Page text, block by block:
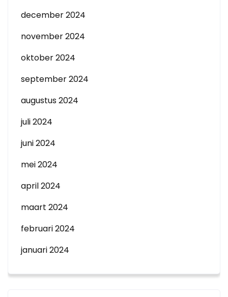
december 2024
november 2024
oktober 2024
september 2024
augustus 2024
juli 2024
juni 2024
mei 2024
april 2024
maart 2024
februari 2024
januari 2024